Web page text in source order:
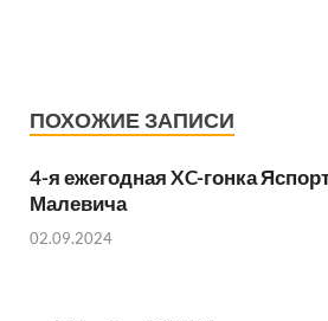
ПОХОЖИЕ ЗАПИСИ
4-я ежегодная XC-гонка
Малевича
02.09.2024